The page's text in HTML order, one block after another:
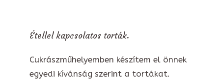
Étellel kapcsolatos torták.
Cukrászműhelyemben készítem el önnek
egyedi kívánság szerint a tortákat.